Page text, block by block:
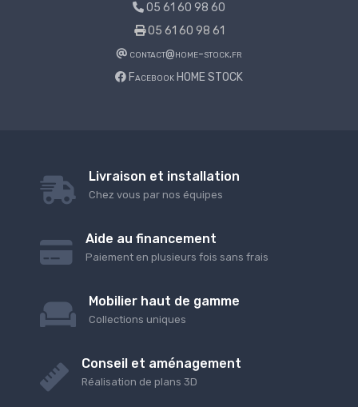
05 61 60 98 60
05 61 60 98 61
contact@home-stock.fr
Facebook HOME STOCK
Livraison et installation
Chez vous par nos équipes
Aide au financement
Paiement en plusieurs fois sans frais
Mobilier haut de gamme
Collections uniques
Conseil et aménagement
Réalisation de plans 3D